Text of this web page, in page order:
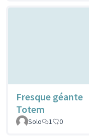
Fresque géante
Totem
Solo
1 0